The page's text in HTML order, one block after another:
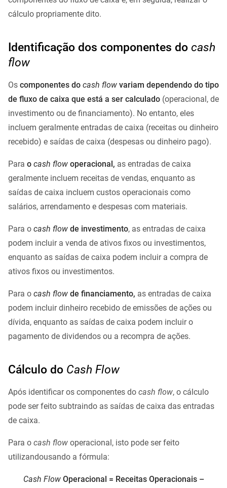
cálculo propriamente dito.
Identificação dos componentes do cash
flow
Os componentes do cash flow variam dependendo do tipo
de fluxo de caixa que está a ser calculado (operacional, de
investimento ou de financiamento). No entanto, eles
incluem geralmente entradas de caixa (receitas ou dinheiro
recebido) e saídas de caixa (despesas ou dinheiro pago).
Para o cash flow operacional, as entradas de caixa
geralmente incluem receitas de vendas, enquanto as
saídas de caixa incluem custos operacionais como
salários, arrendamento e despesas com materiais.
Para o cash flow de investimento, as entradas de caixa
podem incluir a venda de ativos fixos ou investimentos,
enquanto as saídas de caixa podem incluir a compra de
ativos fixos ou investimentos.
Para o cash flow de financiamento, as entradas de caixa
podem incluir dinheiro recebido de emissões de ações ou
dívida, enquanto as saídas de caixa podem incluir o
pagamento de dividendos ou a recompra de ações.
Cálculo do Cash Flow
Após identificar os componentes do cash flow, o cálculo
pode ser feito subtraindo as saídas de caixa das entradas
de caixa.
Para o cash flow operacional, isto pode ser feito
utilizandousando a fórmula:
Cash FlowOperacional = Receitas Operacionais –